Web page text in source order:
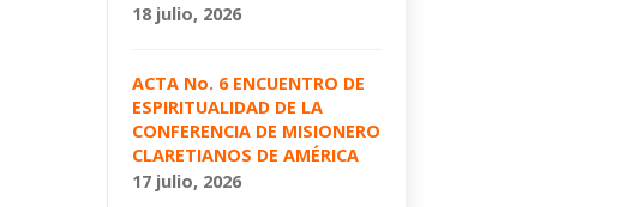
18 julio, 2026
ACTA No. 6 ENCUENTRO DE
ESPIRITUALIDAD DE LA
CONFERENCIA DE MISIONERO
CLARETIANOS DE AMÉRICA
17 julio, 2026